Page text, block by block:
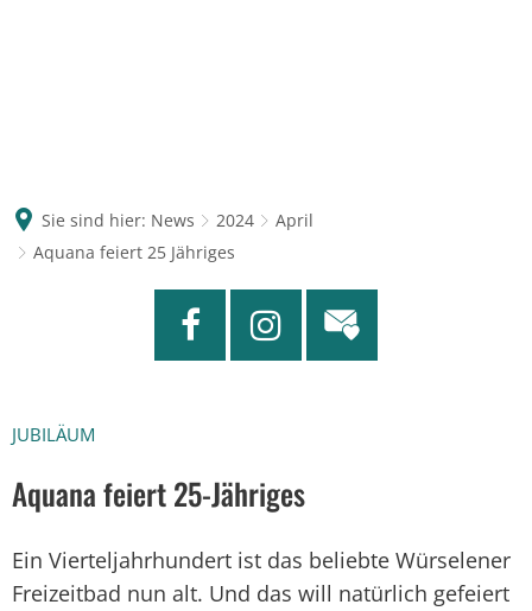
Sie sind hier: News 2024
April
Aquana feiert 25 Jähriges
JUBILÄUM
Aquana feiert 25-Jähriges
Ein Vierteljahrhundert ist das beliebte Würselener
Freizeitbad nun alt. Und das will natürlich gefeiert